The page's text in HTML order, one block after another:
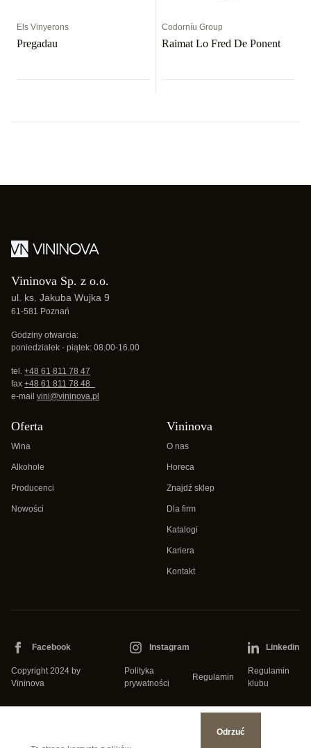
Els Vinyerons
Pregadau
Codorníu Group
Raimat Lo Fred De Ponent
Vininova Sp. z o.o.
ul. ks. Jakuba Wujka 9
61-581 Poznań
Godziny otwarcia:
poniedziałek - piątek: 08.00-16.00
tel. +48 61 811 78 47
fax +48 61 811 78 48
e-mail vini@vininova.pl
Oferta
Wina
Alkohole
Producenci
Nowości
Vininova
O nas
Horeca
Znajdź sklep
Dla firm
Katalogi
Kariera
Kontakt
Copyright 2024 by
Vininova
Polityka
prywatności
Regulamin
Regulamin
klubu
Facebook Instagram Linkedin
Odrzuć